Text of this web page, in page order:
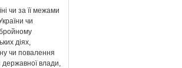
чи за її межами
чи
діях,
чи повалення
державної влади,